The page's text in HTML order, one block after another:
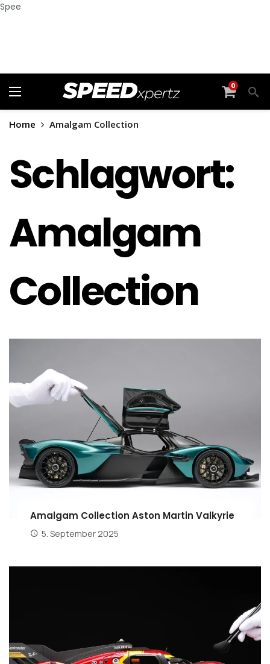
Spee
0
Home Amalgam Collection
Schlagwort:
Amalgam
Collection
Amalgam Collection Aston Martin Valkyrie
5. September 2025